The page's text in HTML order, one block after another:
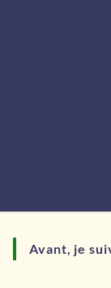
Avant, je